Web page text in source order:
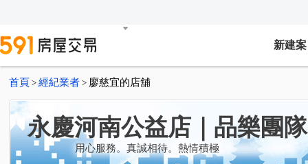
新建案
首頁 > 經紀業者 > 廖慈宜的店舖
永慶河南公益店｜品樂團隊
用心服務。真誠相待。熱情積極